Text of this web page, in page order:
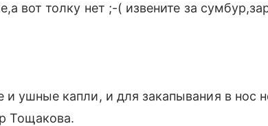
вот толку нет ;-( извените за
и ушные капли, и для закапывания в нос
Тощакова.